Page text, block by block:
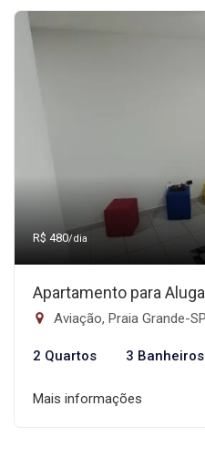
R$ 480/dia
Apartamento para
Aviação, Praia Grande-SP
2 Quartos 3 Banheiros
Mais informações